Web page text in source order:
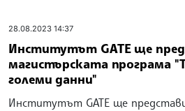
28.08.2023 14:37
Институтът GATE ще
магистърската програма
големи данни"
Институтът GATE ще